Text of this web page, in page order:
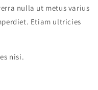
nulla ut metus varius
Etiam ultricies
nisi.